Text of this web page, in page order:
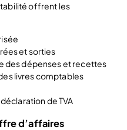
offrent les
et sorties
des dépenses et recettes
livres comptables
de TVA
d’affaires